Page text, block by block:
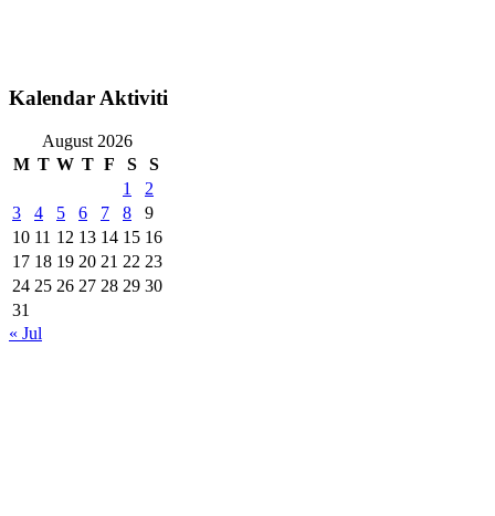
Kalendar Aktiviti
August 2026
M T W T F S
S
1
2
3
4 5 6 7 8
9
10 11 12 13 14 15 16
17 18 19 20 21 22 23
24 25 26 27 28 29 30
31
« Jul